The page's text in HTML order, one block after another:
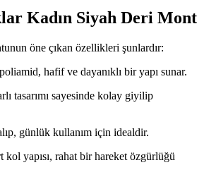
Kadın Siyah Deri Mont
öne çıkan özellikleri şunlardır:
hafif ve dayanıklı bir yapı sunar.
tasarımı sayesinde kolay giyilip
günlük kullanım için idealdir.
kol yapısı, rahat bir hareket özgürlüğü